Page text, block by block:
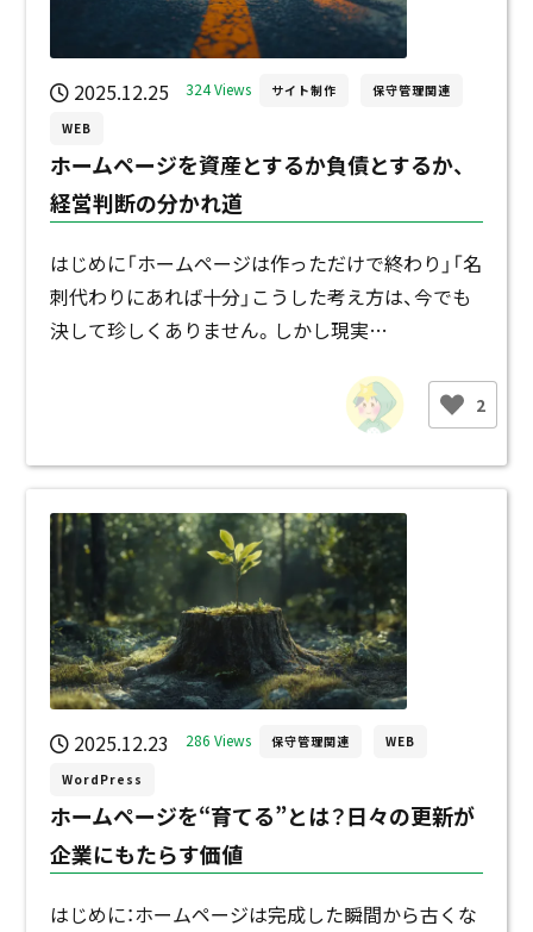
2025.12.25 324 Views サイト制作 保守管理関連
WEB
ホームページを資産とするか負債とするか、
経営判断の分かれ道
はじめに「ホームページは作っただけで終わり」「名
刺代わりにあれば十分」こうした考え方は、今でも
決して珍しくありません。しかし現実…
2
2025.12.23 286 Views 保守管理関連 WEB
WordPress
ホームページを“育てる”とは？日々の更新が
企業にもたらす価値
はじめに：ホームページは完成した瞬間から古くな